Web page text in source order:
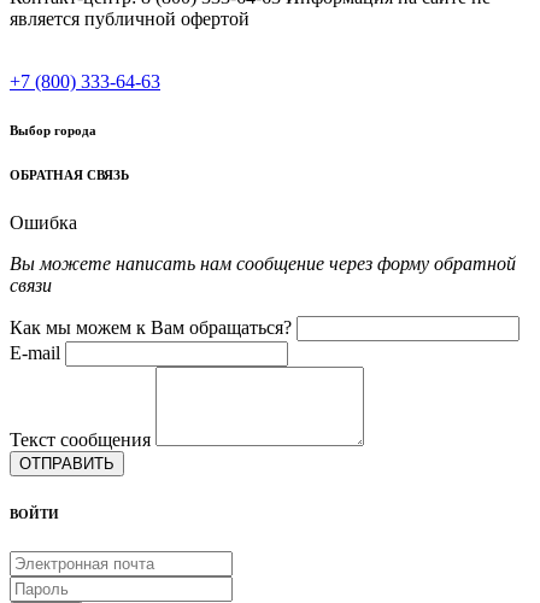
является публичной офертой
+7 (800) 333-64-63
Выбор города
ОБРАТНАЯ СВЯЗЬ
Ошибка
Вы можете написать нам сообщение через форму обратной
связи
Как мы можем к Вам обращаться?
E-mail
Текст сообщения
ОТПРАВИТЬ
ВОЙТИ